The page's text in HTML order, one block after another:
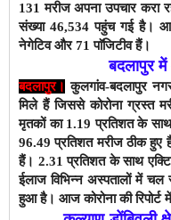
131 मरीज अपना उपचार करा
संख्या 46,534 पहुंच गई है।
नेगेटिव और 71 पाॅजिटीव हैं।
बदलापुर
बदलापुर। कुलगांव-बदलापुर
मिले हैं जिससे कोरोना ग्रस्त
मृतकों का 1.19 प्रतिशत के
96.49प्रतिशत मरीज ठीक
हैं। 2.31प्रतिशत के साथ
ईलाज विभिन्न अस्पतालों में
हुआ है। आज कोरोनाकी